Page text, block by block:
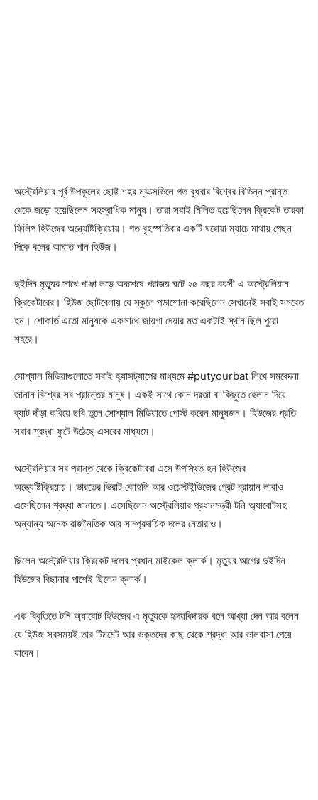
অস্ট্রেলিয়ার পূর্ব উপকূলের ছোট্ট শহর ম্যাক্সভিলে গত বুধবার বিশ্বের বিভিন্ন প্রান্ত
থেকে জড়ো হয়েছিলেন সহস্রাধিক মানুষ। তারা সবাই মিলিত হয়েছিলেন ক্রিকেট তারকা
ফিলিপ হিউজের অন্ত্যেষ্টিক্রিয়ায়। গত বৃহস্পতিবার একটি ঘরোয়া ম্যাচে মাথায় পেছন
দিকে বলের আঘাত পান হিউজ।
দুইদিন মৃত্যুর সাথে পাঞ্জা লড়ে অবশেষে পরাজয় ঘটে ২৫ বছর বয়সী এ অস্ট্রেলিয়ান
ক্রিকেটারের। হিউজ ছোটবেলায় যে স্কুলে পড়াশোনা করেছিলেন সেখানেই সবাই সমবেত
হন। শোকার্ত এতো মানুষকে একসাথে জায়গা দেয়ার মত একটাই স্থান ছিল পুরো
শহরে।
সোশ্যাল মিডিয়াগুলোতে সবাই হ্যাসট্যাগের মাধ্যমে #putyourbat লিখে সমবেদনা
জানান বিশ্বের সব প্রান্তের মানুষ। একই সাথে কোন দরজা বা কিছুতে হেলান দিয়ে
ব্যাট দাঁড়া করিয়ে ছবি তুলে সোশ্যাল মিডিয়াতে পোস্ট করেন মানুষজন। হিউজের প্রতি
সবার শ্রদ্ধা ফুটে উঠেছে এসবের মাধ্যমে।
অস্ট্রেলিয়ার সব প্রান্ত থেকে ক্রিকেটাররা এসে উপস্থিত হন হিউজের
অন্ত্যেষ্টিক্রিয়ায়। ভারতের ভিরাট কোহলি আর ওয়েস্টইন্ডিজের গ্রেট ব্রায়ান লারাও
এসেছিলেন শ্রদ্ধা জানাতে। এসেছিলেন অস্ট্রেলিয়ার প্রধানমন্ত্রী টনি অ্যাবোটসহ
অন্যান্য অনেক রাজনৈতিক আর সাম্প্রদায়িক দলের নেতারাও।
ছিলেন অস্ট্রেলিয়ার ক্রিকেট দলের প্রধান মাইকেল ক্লার্ক। মৃত্যুর আগের দুইদিন
হিউজের বিছানার পাশেই ছিলেন ক্লার্ক।
এক বিবৃতিতে টনি অ্যাবোট হিউজের এ মৃত্যুকে হৃদয়বিদারক বলে আখ্যা দেন আর বলেন
যে হিউজ সবসময়ই তার টিমমেট আর ভক্তদের কাছ থেকে শ্রদ্ধা আর ভালবাসা পেয়ে
যাবেন।